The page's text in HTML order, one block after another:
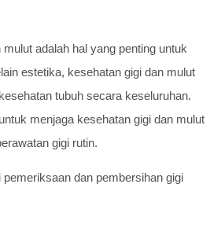
adalah hal yang penting untuk
estetika, kesehatan gigi dan mulut
tubuh secara keseluruhan.
menjaga kesehatan gigi dan mulut
gigi rutin.
dan pembersihan gigi